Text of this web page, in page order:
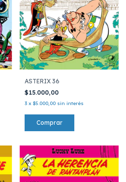
ASTERIX 36
$15.000,00
3 x $5.000,00 sin interés